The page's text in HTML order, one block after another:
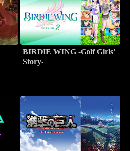
BIRDIE WING -Golf Girls’
Story-